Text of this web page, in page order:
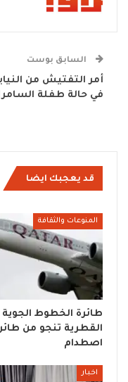
السابق بوست
أمر التفتيش من
في حالة طفلة
قد يعجبك ايضا
المنوعات والثقافة
طائرة الخطوط الجوية
القطرية تنجو من
اصطدام
اخبار